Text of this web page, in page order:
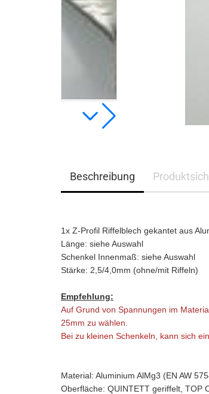
Stahlblech verzinkt
Stahl Lochblech verzinkt
Beschreibung
1x Z-Profil Riffelblech gekantet aus
Länge: siehe Auswahl
Schenkel Innenmaß: siehe Auswahl
Stärke: 2,5/4,0mm (ohne/mit Riffeln)
Empfehlung:
Auf Grund von Spannungen im
25mm zu wählen.
Bei zu kleinen Schenkeln, kann sich
Material: Aluminium AlMg3 (EN AW
Oberfläche: QUINTETT geriffelt, TOP